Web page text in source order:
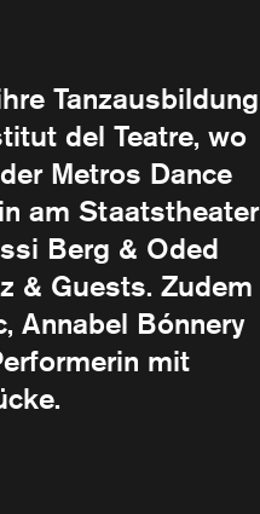
Tanzausbildung
del Teatre, wo
Metros Dance
am Staatstheater
Berg & Oded
& Guests. Zudem
Annabel Bónnery
mit